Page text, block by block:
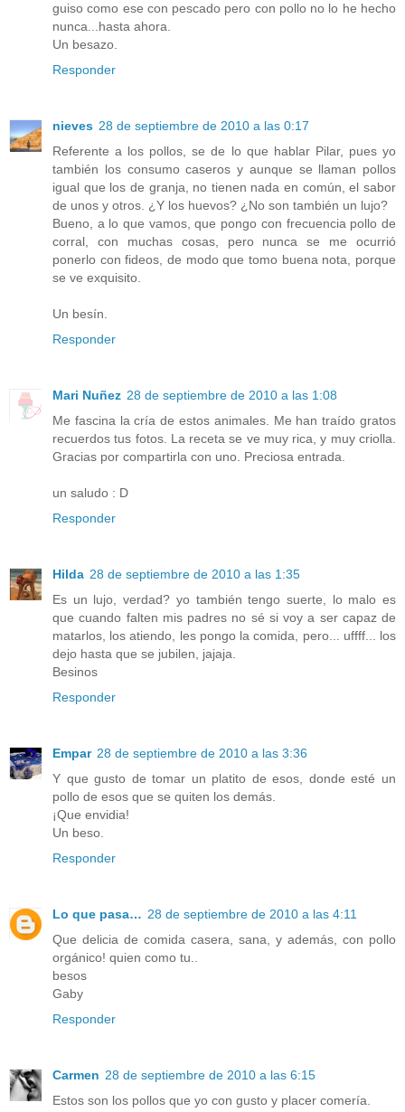
guiso como ese con pescado pero con pollo no lo he hecho
nunca...hasta ahora.
Un besazo.
Responder
nieves 28 de septiembre de 2010 a las 0:17
Referente a los pollos, se de lo que hablar Pilar, pues yo
también los consumo caseros y aunque se llaman pollos
igual que los de granja, no tienen nada en común, el sabor
de unos y otros. ¿Y los huevos? ¿No son también un lujo?
Bueno, a lo que vamos, que pongo con frecuencia pollo de
corral, con muchas cosas, pero nunca se me ocurrió
ponerlo con fideos, de modo que tomo buena nota, porque
se ve exquisito.
Un besín.
Responder
Mari Nuñez 28 de septiembre de 2010 a las 1:08
Me fascina la cría de estos animales. Me han traído gratos
recuerdos tus fotos. La receta se ve muy rica, y muy criolla.
Gracias por compartirla con uno. Preciosa entrada.
un saludo : D
Responder
Hilda 28 de septiembre de 2010 a las 1:35
Es un lujo, verdad? yo también tengo suerte, lo malo es
que cuando falten mis padres no sé si voy a ser capaz de
matarlos, los atiendo, les pongo la comida, pero... uffff... los
dejo hasta que se jubilen, jajaja.
Besinos
Responder
Empar 28 de septiembre de 2010 a las 3:36
Y que gusto de tomar un platito de esos, donde esté un
pollo de esos que se quiten los demás.
¡Que envidia!
Un beso.
Responder
Lo que pasa… 28 de septiembre de 2010 a las 4:11
Que delicia de comida casera, sana, y además, con pollo
orgánico! quien como tu..
besos
Gaby
Responder
Carmen 28 de septiembre de 2010 a las 6:15
Estos son los pollos que yo con gusto y placer comería.